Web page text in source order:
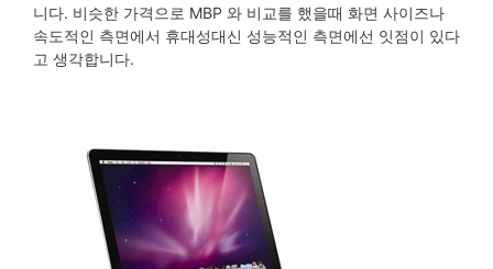
니다. 비슷한 가격으로 MBP 와 비교를 했을때 화면 사이즈나
속도적인 측면에서 휴대성대신 성능적인 측면에선 잇점이 있다
고 생각합니다.